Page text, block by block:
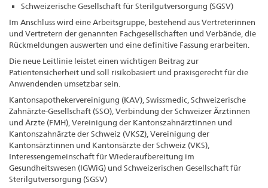
Schweizerische Gesellschaft für Sterilgutversorgung (SGSV)
Im Anschluss wird eine Arbeitsgruppe, bestehend aus Vertreterinnen
und Vertretern der genannten Fachgesellschaften und Verbände, die
Rückmeldungen auswerten und eine definitive Fassung erarbeiten.
Die neue Leitlinie leistet einen wichtigen Beitrag zur
Patientensicherheit und soll risikobasiert und praxisgerecht für die
Anwendenden umsetzbar sein.
Kantonsapothekervereinigung (KAV), Swissmedic, Schweizerische
Zahnärzte-Gesellschaft (SSO), Verbindung der Schweizer Ärztinnen
und Ärzte (FMH), Vereinigung der Kantonszahnärztinnen und
Kantonszahnärzte der Schweiz (VKSZ), Vereinigung der
Kantonsärztinnen und Kantonsärzte der Schweiz (VKS),
Interessengemeinschaft für Wiederaufbereitung im
Gesundheitswesen (IGWiG) und Schweizerischen Gesellschaft für
Sterilgutversorgung (SGSV)